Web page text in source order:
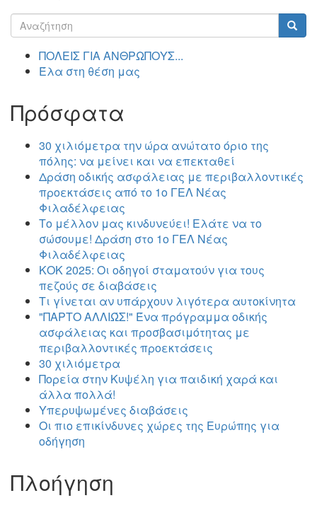
Φόρμα
αναζήτησης
ΠΟΛΕΙΣ ΓΙΑ ΑΝΘΡΩΠΟΥΣ...
Έλα στη θέση μας
Πρόσφατα
30 χιλιόμετρα την ώρα ανώτατο όριο της
πόλης: να μείνει και να επεκταθεί
Δράση οδικής ασφάλειας με περιβαλλοντικές
προεκτάσεις από το 1ο ΓΕΛ Νέας
Φιλαδέλφειας
Το μέλλον μας κινδυνεύει! Ελάτε να το
σώσουμε! Δράση στο 1ο ΓΕΛ Νέας
Φιλαδέλφειας
ΚΟΚ 2025: Οι οδηγοί σταματούν για τους
πεζούς σε διαβάσεις
Τι γίνεται αν υπάρχουν λιγότερα αυτοκίνητα
"ΠΑΡΤΟ ΑΛΛΙΏΣ!" Ένα πρόγραμμα οδικής
ασφάλειας και προσβασιμότητας με
περιβαλλοντικές προεκτάσεις
30 χιλιόμετρα
Πορεία στην Κυψέλη για παιδική χαρά και
άλλα πολλά!
Υπερυψωμένες διαβάσεις
Οι πιο επικίνδυνες χώρες της Ευρώπης για
οδήγηση
Πλοήγηση